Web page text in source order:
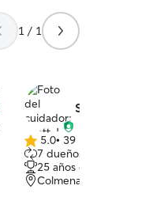
1 / 1
Scott J.
5.0
de
5
estrellas
5.0• 39 reseñas
7 dueños que repiten
25 años de experiencia
Colmenar Viejo,